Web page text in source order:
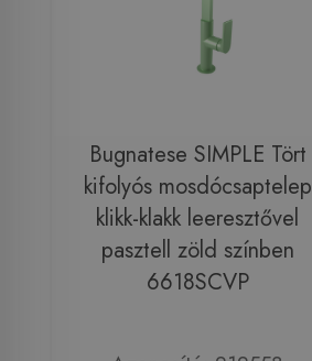
Bugnatese SIMPLE Tört
kifolyós mosdócsaptelep
klikk-klakk leeresztővel
pasztell zöld színben
6618SCVP